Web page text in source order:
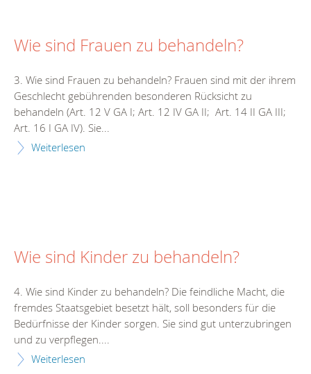
Wie sind Frauen zu behandeln?
3. Wie sind Frauen zu behandeln? Frauen sind mit der ihrem
Geschlecht gebührenden besonderen Rücksicht zu
behandeln (Art. 12 V GA I; Art. 12 IV GA II; Art. 14 II GA III;
Art. 16 I GA IV). Sie...
Weiterlesen
Wie sind Kinder zu behandeln?
4. Wie sind Kinder zu behandeln? Die feindliche Macht, die
fremdes Staatsgebiet besetzt hält, soll besonders für die
Bedürfnisse der Kinder sorgen. Sie sind gut unterzubringen
und zu verpflegen....
Weiterlesen